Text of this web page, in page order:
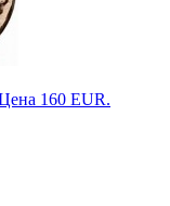
160 EUR.